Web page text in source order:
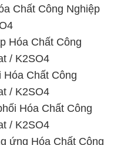
Chất Công
/ K2SO4
Hóa Chất Công
/ K2SO4
ứng Hóa Chất Công
/ K2SO4
Chất Công Nghiệp
Hóa Chất Công